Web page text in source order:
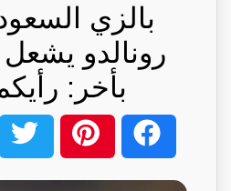
بالزي
رونالدو
بأخر: